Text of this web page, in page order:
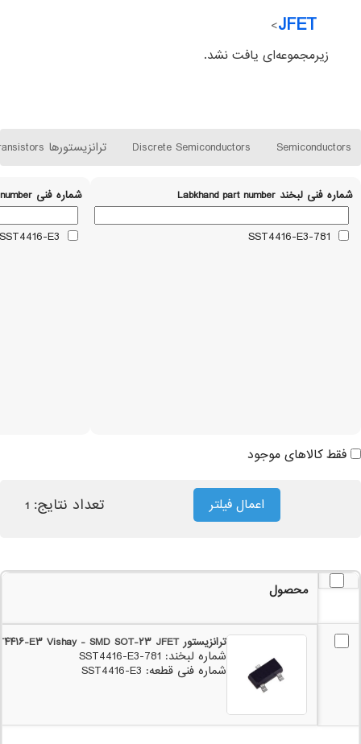
JFET
>
زیرمجموعه‌ای یافت نشد.
Semiconductors
Discrete Semiconductors ترانزیستورها Transistors
شماره فنی لبخند Labkhand part number شماره فنی Part number
فقط کالاهای موجود
اعمال فیلتر تعداد نتایج:1
محصول
ترانزیستور SST۴۴۱۶-E۳ Vishay - SMD SOT-۲۳ JFET
شماره لبخند: 781-SST4416-E3
شماره فنی قطعه: SST4416-E3